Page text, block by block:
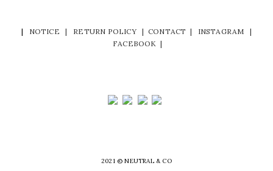
| NOTICE | RETURN POLICY | CONTACT | INSTAGRAM
|
FACEBOOK |
2021 © NEUTRAL & CO